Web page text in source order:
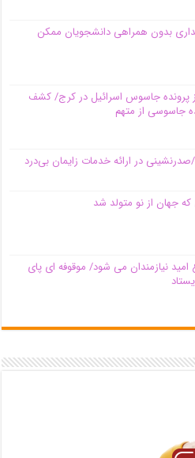
بدون همراهی دانشجویان ممکن
پرونده جاسوس اسرائیل در کرج/‌ کشف
جاسوسی از متهم
جهان از نو متولد شد
نیازمندان می شود/ موقوفه ای پای